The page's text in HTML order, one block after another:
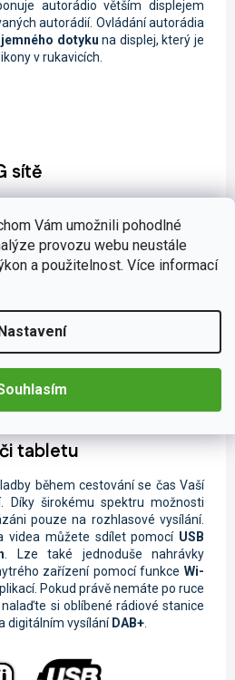
Vám umožnili pohodlné
provozu webu neustále
a použitelnost. Více informací
autorádio větším displejem
autorádií. Ovládání autorádia
jemného dotyku na displej, který je
v rukavicích.
sítě
telefonovatprostřednictvím
online skladbyči odesílatSMS
hlasovými instrukcemi
naonline GPS navigaci, která
. Obleskový přenos datse
lzejednoduše umístit
tabletu
během cestování se čas Vaší
Díky širokému spektru možnosti
pouze na rozhlasové vysílání.
videa můžete sdílet pomocí USB
. Lze také jednoduše nahrávky
zařízení pomocí funkce Wi-
Pokud právě nemáte po ruce
si oblíbené rádiové stanice
digitálním vysílání DAB+